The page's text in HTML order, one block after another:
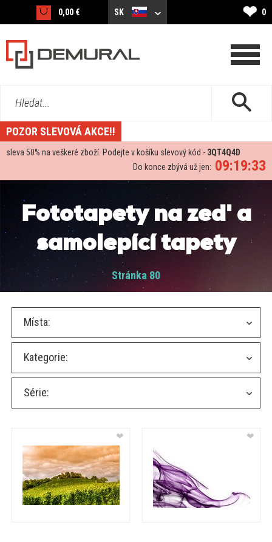
0,00 € SK ❤ 0
Hledat...
POZOR SLEVOVÁ AKCE!!
sleva 50% na veškeré zboží. Podejte v košíku slevový kód - 3QT4Q4D
09:19:32
Do konce zbývá už jen:
Fototapety na zed' a
samolepící tapety
Stránka 80
Místa:
Kategorie:
Série:
❤ ❤